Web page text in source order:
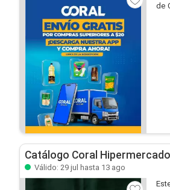
de
Catálogo Coral
Válido: 29 jul hasta 13 ago